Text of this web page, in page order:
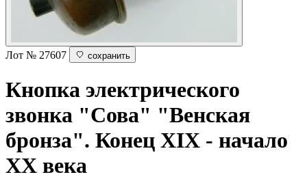
Лот № 27607 сохранить
Кнопка электрического
звонка "Сова" "Венская
бронза". Конец XIX - начало
ХХ века